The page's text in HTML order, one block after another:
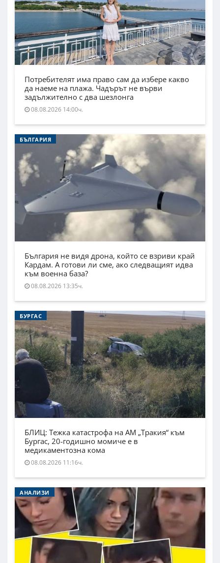
Потребителят има право сам да избере какво
да наеме на плажа. Чадърът не върви
задължително с два шезлонга
08.08.2026 14:00ч.
БЪЛГАРИЯ
България не видя дрона, който се взриви край
Кардам. А готови ли сме, ако следващият идва
към военна база?
08.08.2026 13:35ч.
БУРГАС
БЛИЦ: Тежка катастрофа на АМ „Тракия“ към
Бургас, 20-годишно момиче е в
медикаментозна кома
08.08.2026 11:16ч.
АНАЛИЗИ